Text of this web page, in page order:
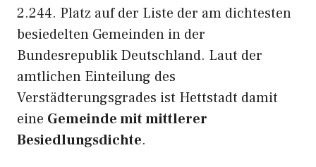
2.244. Platz auf der Liste der am dichtesten
besiedelten Gemeinden in der
Bundesrepublik Deutschland. Laut der
amtlichen Einteilung des
Verstädterungsgrades ist Hettstadt damit
eine Gemeinde mit mittlerer
Besiedlungsdichte.